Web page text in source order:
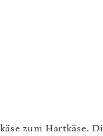
zum Hartkäse.